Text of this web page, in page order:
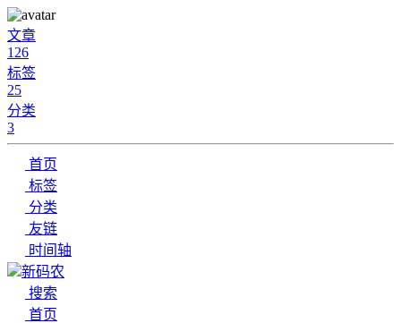
文章
126
标签
25
分类
3
首页
标签
分类
友链
时间轴
新码农
搜索
首页